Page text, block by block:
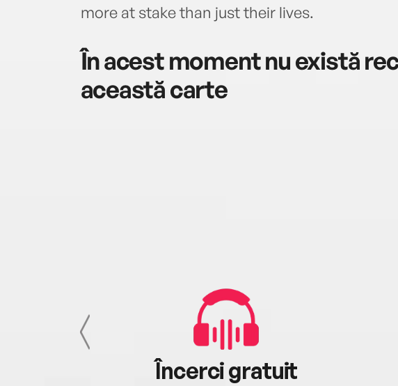
more at stake than just their lives.
În acest moment nu există
această carte
Încerci gratuit